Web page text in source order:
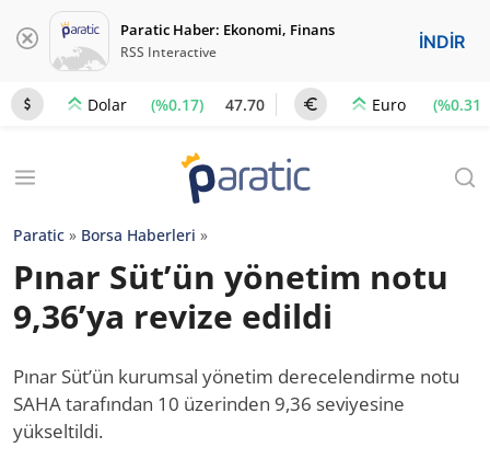
Paratic Haber: Ekonomi, Finans
RSS Interactive İNDİR
Dolar (%0.17) 47.70 Euro (%0.31)
Paratic » Borsa Haberleri »
Pınar Süt’ün yönetim notu
9,36’ya revize edildi
Pınar Süt’ün kurumsal yönetim derecelendirme notu
SAHA tarafından 10 üzerinden 9,36 seviyesine
yükseltildi.